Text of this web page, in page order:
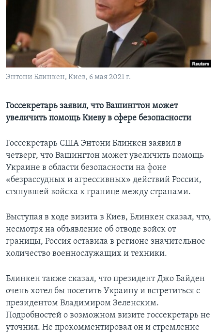
Learning English
СОЦИАЛЬНЫЕ СЕТИ
Энтони Блинкен, Киев, 6 мая 2021 г.
Госсекретарь заявил, что Вашингтон может
увеличить помощь Киеву в сфере безопасности
Госсекретарь США Энтони Блинкен заявил в
четверг, что Вашингтон может увеличить помощь
Украине в области безопасности на фоне
«безрассудных и агрессивных» действий России,
стянувшей войска к границе между странами.
Выступая в ходе визита в Киев, Блинкен сказал, что,
несмотря на объявление об отводе войск от
границы, Россия оставила в регионе значительное
количество военнослужащих и техники.
Блинкен также сказал, что президент Джо Байден
очень хотел бы посетить Украину и встретиться с
президентом Владимиром Зеленским.
Подробностей о возможном визите госсекретарь не
уточнил. Не прокомментировал он и стремление